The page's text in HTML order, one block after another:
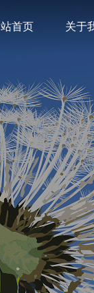
首页 关于